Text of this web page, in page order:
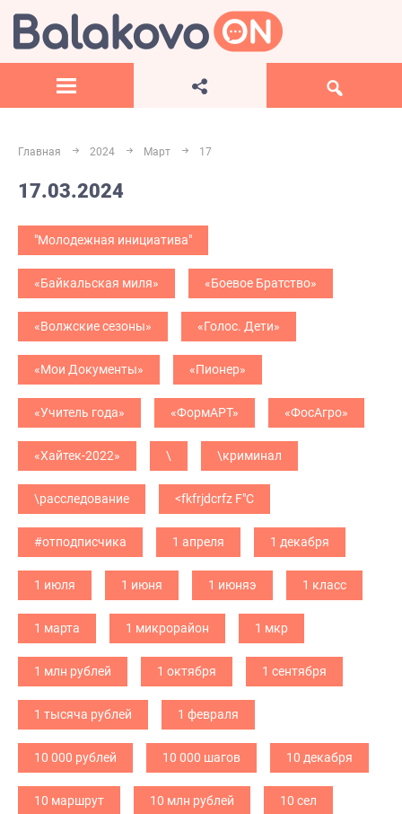
Главная 2024 Март 17
17.03.2024
"Молодежная инициатива"
«Байкальская миля» «Боевое Братство»
«Волжские сезоны» «Голос. Дети»
«Мои Документы» «Пионер»
«Учитель года» «ФормАРТ» «ФосАгро»
«Хайтек-2022» \ \криминал
\расследование <fkfrjdcrfz F"C
#отподписчика 1 апреля 1 декабря
1 июля 1 июня 1 июняэ 1 класс
1 марта 1 микрорайон 1 мкр
1 млн рублей 1 октября 1 сентября
1 тысяча рублей 1 февраля
10 000 рублей 10 000 шагов 10 декабря
10 маршрут 10 млн рублей 10 сел